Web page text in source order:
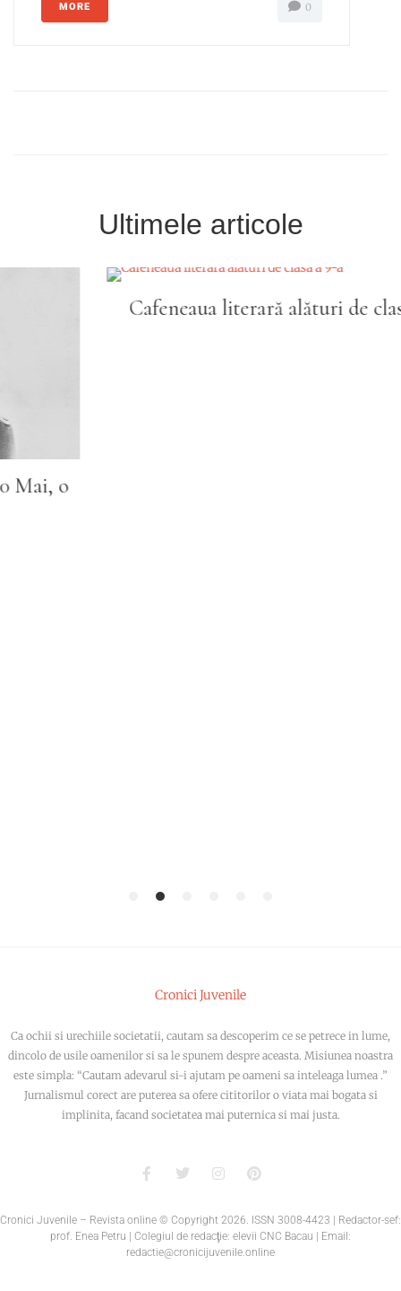
MORE 0
Ultimele articole
Cafeneaua literară alături de clasa a 9-a
Cronici Juvenile
Ca ochii si urechiile societatii, cautam sa descoperim ce se petrece in lume,
dincolo de usile oamenilor si sa le spunem despre aceasta. Misiunea noastra
este simpla: “Cautam adevarul si-i ajutam pe oameni sa inteleaga lumea .”
Jurnalismul corect are puterea sa ofere cititorilor o viata mai bogata si
implinita, facand societatea mai puternica si mai justa.
Cronici Juvenile – Revista online © Copyright 2026. ISSN 3008-4423 | Redactor-sef:
prof. Enea Petru | Colegiul de redacţie: elevii CNC Bacau | Email:
redactie@cronicijuvenile.online